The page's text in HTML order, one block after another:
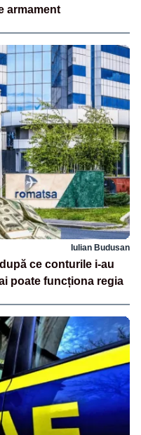
armament
Iulian Budusan
ce conturile i-au
poate funcționa regia